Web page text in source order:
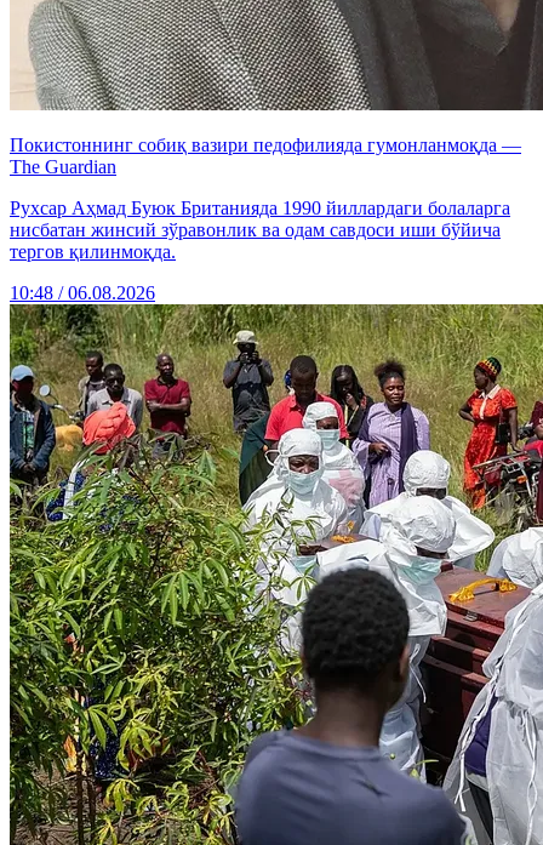
Покистоннинг собиқ вазири педофилияда гумонланмоқда —
The Guardian
Рухсар Аҳмад Буюк Британияда 1990 йиллардаги болаларга
нисбатан жинсий зўравонлик ва одам савдоси иши бўйича
тергов қилинмоқда.
10:48 / 06.08.2026